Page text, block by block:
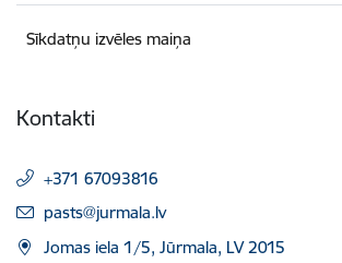
Sīkdatņu izvēles maiņa
Kontakti
+371 67093816
E-pasts:
pasts@jurmala.lv
Jomas iela 1/5, Jūrmala, LV 2015